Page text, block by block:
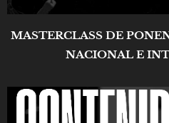
MASTERCLASS DE
NACIONAL E